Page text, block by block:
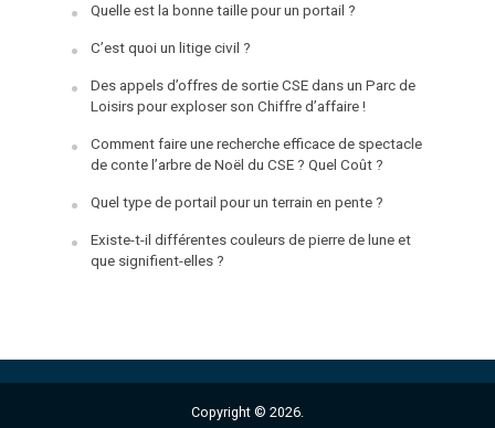
Quelle est la bonne taille pour un portail ?
C’est quoi un litige civil ?
Des appels d’offres de sortie CSE dans un Parc de
Loisirs pour exploser son Chiffre d’affaire !
Comment faire une recherche efficace de spectacle
de conte l’arbre de Noël du CSE ? Quel Coût ?
Quel type de portail pour un terrain en pente ?
Existe-t-il différentes couleurs de pierre de lune et
que signifient-elles ?
Copyright © 2026.